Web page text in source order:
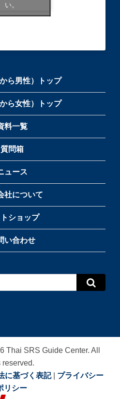
い。
ら男性）トップ
ら女性）トップ
料一覧
質問箱
ュース
社について
ショップ
い合わせ
Thai SRS Guide Center. All
reserved.
に基づく表記| プライバシー
リシー